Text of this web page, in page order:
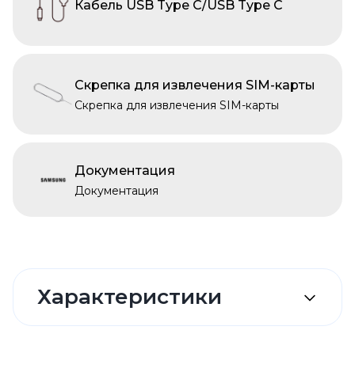
Кабель USB Type C/USB Type C
Скрепка для извлечения SIM-карты
Скрепка для извлечения SIM-карты
Документация
Документация
Характеристики